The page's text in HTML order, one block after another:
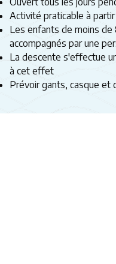
Activité praticable à partir
Les enfants de moins
accompagnés par une
La descente s'effectue
à cet effet
Prévoir gants, casque et